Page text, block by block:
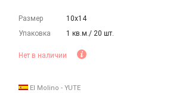
Размер
10х14
Упаковка
1 кв.м./ 20 шт.
Нет в наличии
El Molino - YUTE